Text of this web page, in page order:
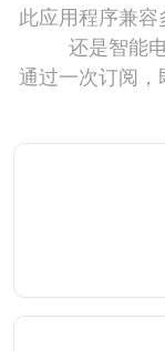
此应用程序兼
还是智能
通过一次订阅